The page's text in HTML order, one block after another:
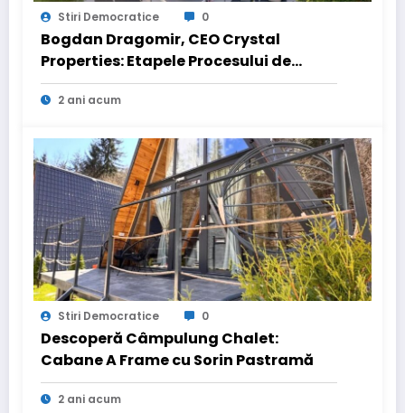
Stiri Democratice 0
Bogdan Dragomir, CEO Crystal
Properties: Etapele Procesului de
Vânzare pentru Achiziționarea unui
Apartament în Ansamblurile Noastre
2 ani acum
Stiri Democratice 0
Descoperă Câmpulung Chalet:
Cabane A Frame cu Sorin Pastramă
2 ani acum